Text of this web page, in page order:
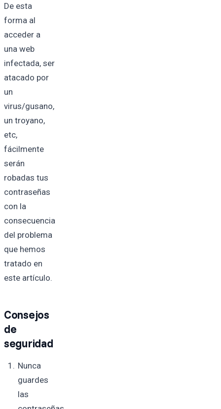
De esta
forma al
acceder a
una web
infectada, ser
atacado por
un
virus/gusano,
un troyano,
etc,
fácilmente
serán
robadas tus
contraseñas
con la
consecuencia
del problema
que hemos
tratado en
este artículo.
Consejos
de
seguridad
Nunca
guardes
las